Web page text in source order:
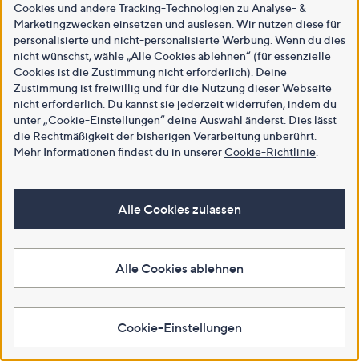
Cookies und andere Tracking-Technologien zu Analyse- &
Marketingzwecken einsetzen und auslesen. Wir nutzen diese für
personalisierte und nicht-personalisierte Werbung. Wenn du dies
nicht wünschst, wähle „Alle Cookies ablehnen“ (für essenzielle
Cookies ist die Zustimmung nicht erforderlich). Deine
Zustimmung ist freiwillig und für die Nutzung dieser Webseite
nicht erforderlich. Du kannst sie jederzeit widerrufen, indem du
unter „Cookie-Einstellungen“ deine Auswahl änderst. Dies lässt
die Rechtmäßigkeit der bisherigen Verarbeitung unberührt.
Mehr Informationen findest du in unsererCookie-Richtlinie
Alle Cookies zulassen
Alle Cookies ablehnen
Cookie-Einstellungen